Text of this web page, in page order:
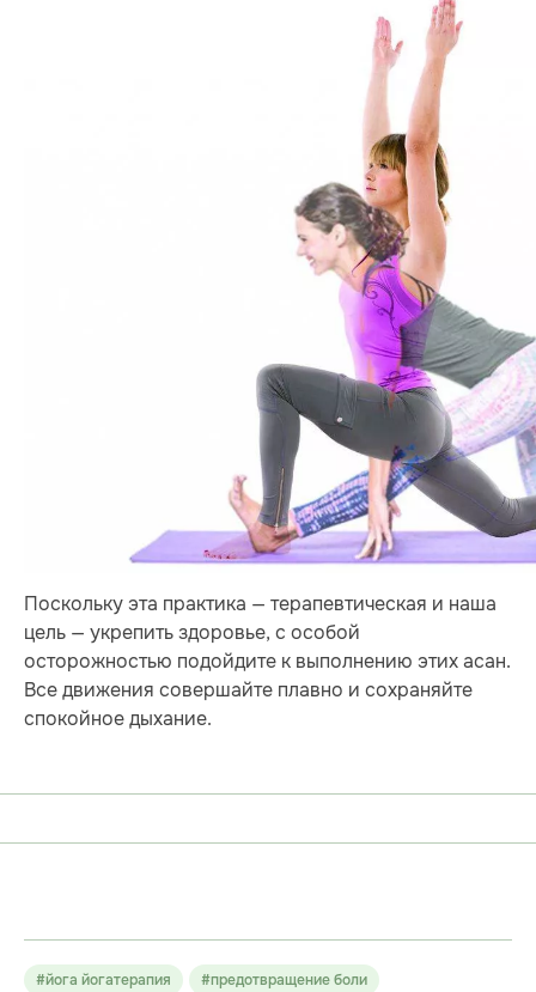
Поскольку эта практика — терапевтическая и наша
цель — укрепить здоровье, с особой
осторожностью подойдите к выполнению этих асан.
Все движения совершайте плавно и сохраняйте
спокойное дыхание.
#йога йогатерапия
#предотвращение боли